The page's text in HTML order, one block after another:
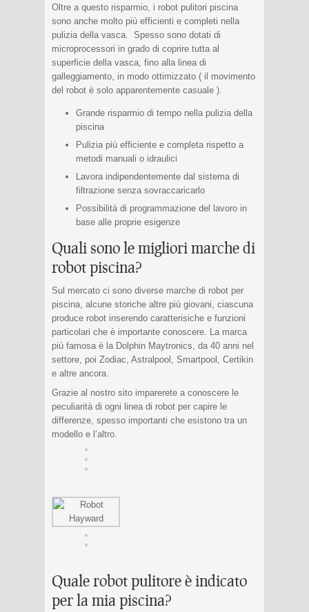
Oltre a questo risparmio, i robot pulitori piscina
sono anche molto più efficienti e completi nella
pulizia della vasca. Spesso sono dotati di
microprocessori in grado di coprire tutta al
superficie della vasca, fino alla linea di
galleggiamento, in modo ottimizzato ( il movimento
del robot è solo apparentemente casuale ).
Grande risparmio di tempo nella pulizia della
piscina
Pulizia più efficiente e completa rispetto a
metodi manuali o idraulici
Lavora indipendentemente dal sistema di
filtrazione senza sovraccaricarlo
Possibilità di programmazione del lavoro in
base alle proprie esigenze
Quali sono le migliori marche di
robot piscina?
Sul mercato ci sono diverse marche di robot per
piscina, alcune storiche altre più giovani, ciascuna
produce robot inserendo caratterisiche e funzioni
particolari che è importante conoscere. La marca
più famosa è la Dolphin Maytronics, da 40 anni nel
settore, poi Zodiac, Astralpool, Smartpool, Certikin
e altre ancora.
Grazie al nostro sito imparerete a conoscere le
peculiarità di ogni linea di robot per capire le
differenze, spesso importanti che esistono tra un
modello e l’altro.
Quale robot pulitore è indicato
per la mia piscina?